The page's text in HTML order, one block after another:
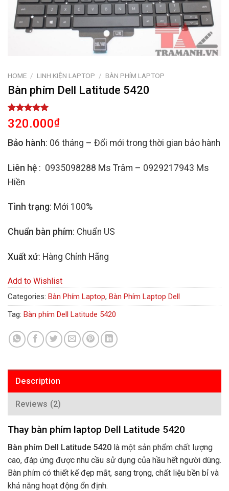
HOME / LINH KIỆN LAPTOP / BÀN PHÍM LAPTOP
Bàn phím Dell Latitude 5420
Rated
5.00
out of 5
2
customer
320.000₫
Bảo hành: 06 tháng – Đổi mới trong thời gian bảo hành
Liên hệ : 0935098288 Ms Trâm – 0929217943 Ms
Hiền
Tình trạng: Mới 100%
Chuẩn bàn phím: Chuẩn US
Xuất xứ: Hàng Chính Hãng
Add to Wishlist
Categories: Bàn Phím Laptop, Bàn Phím Laptop Dell
Tag: Bàn phím Dell Latitude 5420
Description
Reviews (2)
Thay bàn phím laptop Dell Latitude 5420
Bàn phím Dell Latitude 5420 là một sản phẩm chất lượng
cao, đáp ứng được nhu cầu sử dụng của hầu hết người dùng.
Bàn phím có thiết kế đẹp mắt, sang trọng, chất liệu bền bỉ và
khả năng hoạt động ổn định.